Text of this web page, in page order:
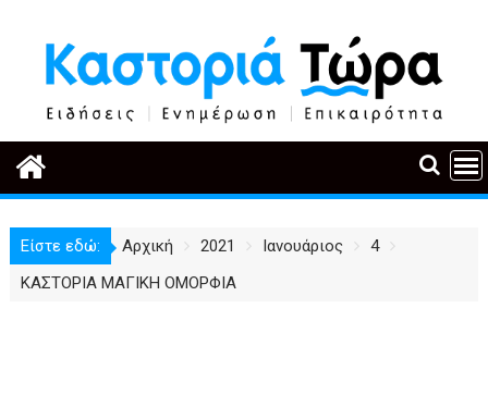
περιεχόμενο
Είστε εδώ: Αρχική 2021 Ιανουάριος
4
ΚΑΣΤΟΡΙΑ ΜΑΓΙΚΗ ΟΜΟΡΦΙΑ